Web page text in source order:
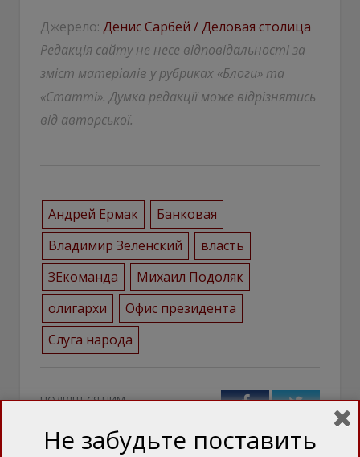
Джерело: Денис Сарбей / Деловая столица
Редакція сайту не несе відповідальності за
зміст матеріалів у рубриках «Блоги» та
«Статті». Думка редакції може відрізнятись
від авторської.
Андрей Ермак
Банковая
Владимир Зеленский
власть
ЗЕкоманда
Михаил Подоляк
олигархи
Офис президента
Слуга народа
ПОДІЛІТЬСЯ ЦИМ FacebookTwitter
Не забудьте поставить